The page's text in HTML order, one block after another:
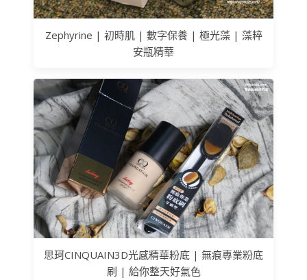
Zephyrine | 初時肌 | 數字保養 | 極光藻 | 藻粹
安瓶精華
思珂CINQUAIN3D光感精華粉底 | 無痕專業粉底
刷 | 給你整天好氣色